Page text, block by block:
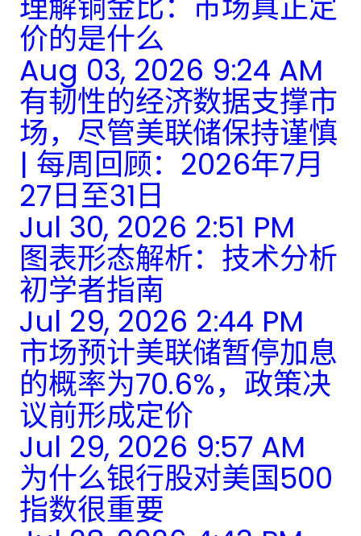
价的是什么
Aug 03, 2026 9:24 AM
有韧性的经济数据支撑市
场，尽管美联储保持谨慎
| 每周回顾：2026年7月
27日至31日
Jul 30, 2026 2:51 PM
图表形态解析：技术分析
初学者指南
Jul 29, 2026 2:44 PM
市场预计美联储暂停加息
的概率为70.6%，政策决
议前形成定价
Jul 29, 2026 9:57 AM
为什么银行股对美国500
指数很重要